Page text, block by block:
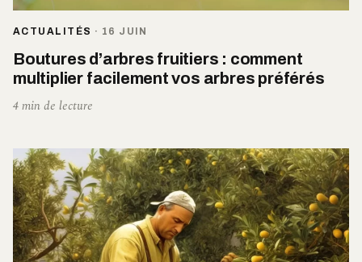
ACTUALITÉS · 16 JUIN
Boutures d’arbres fruitiers : comment
multiplier facilement vos arbres préférés
4 min de lecture